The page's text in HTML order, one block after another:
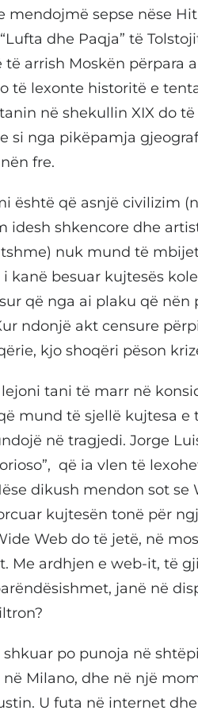
mendojmë sepse nëse
dhe Paqja” të
të arrish Moskën përpara
të lexonte historitë e
në shekullin XIX do
si nga pikëpamja
fre.
është që asnjë civilizim
idesh shkencore dhe
nuk mund të
kanë besuar kujtesës
që nga ai plaku që
ndonjë akt censure
kjo shoqëri pëson
tani të marr në
mund të sjellë kujtesa e
në tragjedi. Jorge
që ia vlen të
dikush mendon sot
kujtesën tonë për
Web do të jetë, në
Me ardhjen e web-it, të
janë në
shkuar po punoja në
Milano, dhe në një
U futa në internet